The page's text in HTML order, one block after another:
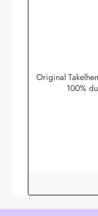
Original
100%